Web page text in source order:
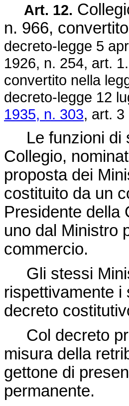
Art. 12.
n. 966,
decreto-legge 5
1926, n. 254, art.
convertito nella
decreto-legge 12
1935, n. 303, art. 3
Le funzioni di
Collegio,
proposta dei
costituito da un
Presidente della
uno dal Ministro
commercio.
Gli stessi
rispettivamente
decreto
Col decreto
misura della
gettone di
permanente.